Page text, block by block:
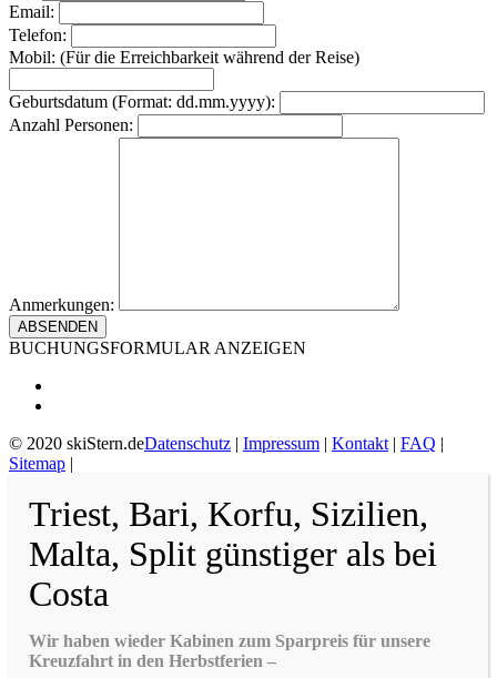
Email:
Telefon:
Mobil: (Für die Erreichbarkeit während der Reise)
Geburtsdatum (Format: dd.mm.yyyy):
Anzahl Personen:
Anmerkungen:
BUCHUNGSFORMULAR ANZEIGEN
© 2020 skiStern.deDatenschutz | Impressum | Kontakt | FAQ |
Sitemap |
Triest, Bari, Korfu, Sizilien,
Malta, Split günstiger als bei
Costa
Wir haben wieder Kabinen zum Sparpreis für unsere
Kreuzfahrt in den Herbstferien –